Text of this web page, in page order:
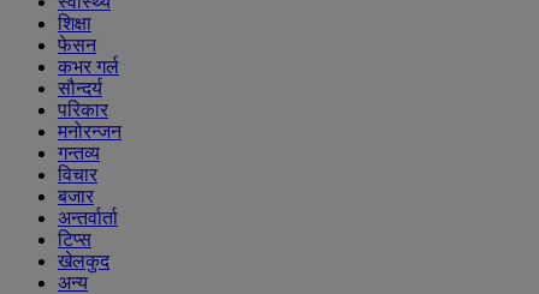
शिक्षा
फेसन
कभर गर्ल
सौन्दर्य
परिकार
मनोरन्जन
गन्तव्य
विचार
बजार
अन्तर्वार्ता
टिप्स
खेलकुद
अन्य